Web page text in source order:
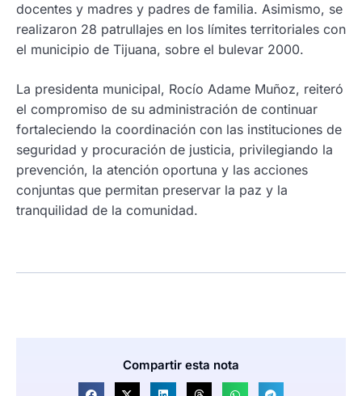
docentes y madres y padres de familia. Asimismo, se
realizaron 28 patrullajes en los límites territoriales con
el municipio de Tijuana, sobre el bulevar 2000.
La presidenta municipal, Rocío Adame Muñoz, reiteró
el compromiso de su administración de continuar
fortaleciendo la coordinación con las instituciones de
seguridad y procuración de justicia, privilegiando la
prevención, la atención oportuna y las acciones
conjuntas que permitan preservar la paz y la
tranquilidad de la comunidad.
Compartir esta nota